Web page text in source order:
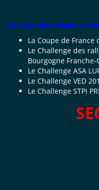
Le rallye des vosges
La Coupe de France
Le Challenge des
Bourgogne Franche-
Le Challenge ASA
Le Challenge VED
Le Challenge STPI